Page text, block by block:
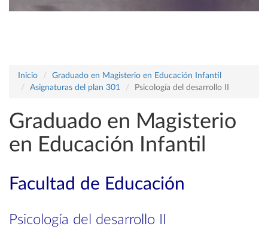
Inicio
Graduado en Magisterio en Educación Infantil
Asignaturas del plan 301
Psicología del desarrollo II
Graduado en Magisterio
en Educación Infantil
Facultad de Educación
Psicología del desarrollo II